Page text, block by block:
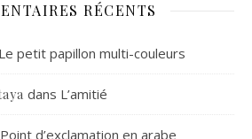
RÉCENTS
Le petit papillon multi-couleurs
dans L’amitié
Point d’exclamation en arabe